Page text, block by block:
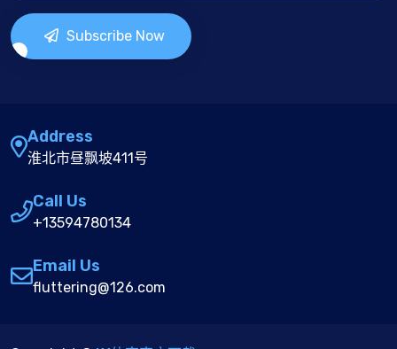
Subscribe Now
Address
淮北市昼飘坡411号
Call Us
+13594780134
Email Us
fluttering@126.com